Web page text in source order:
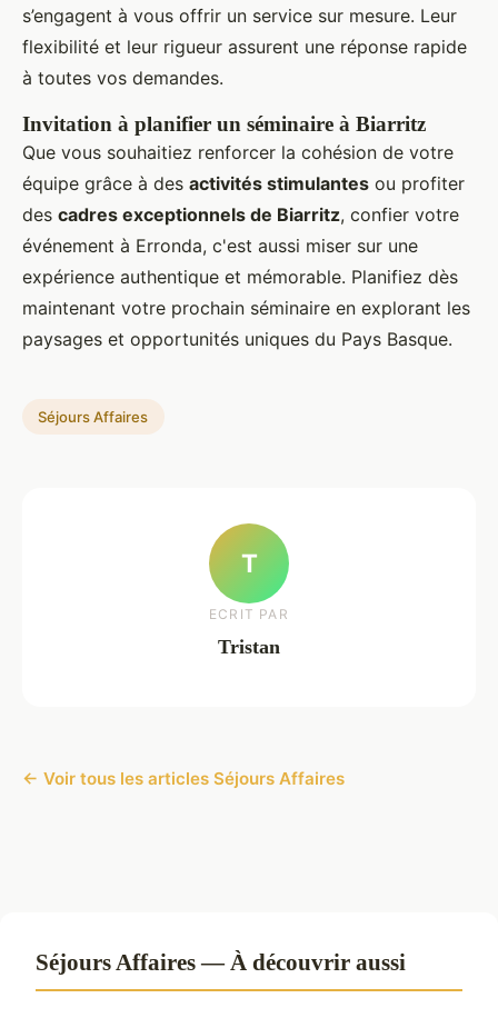
s’engagent à vous offrir un service sur mesure. Leur
flexibilité et leur rigueur assurent une réponse rapide
à toutes vos demandes.
Invitation à planifier un séminaire à Biarritz
Que vous souhaitiez renforcer la cohésion de votre
équipe grâce à des activités stimulantes ou profiter
des cadres exceptionnels de Biarritz, confier votre
événement à Erronda, c'est aussi miser sur une
expérience authentique et mémorable. Planifiez dès
maintenant votre prochain séminaire en explorant les
paysages et opportunités uniques du Pays Basque.
Séjours Affaires
T
ECRIT PAR
Tristan
← Voir tous les articles Séjours Affaires
Séjours Affaires — À découvrir aussi